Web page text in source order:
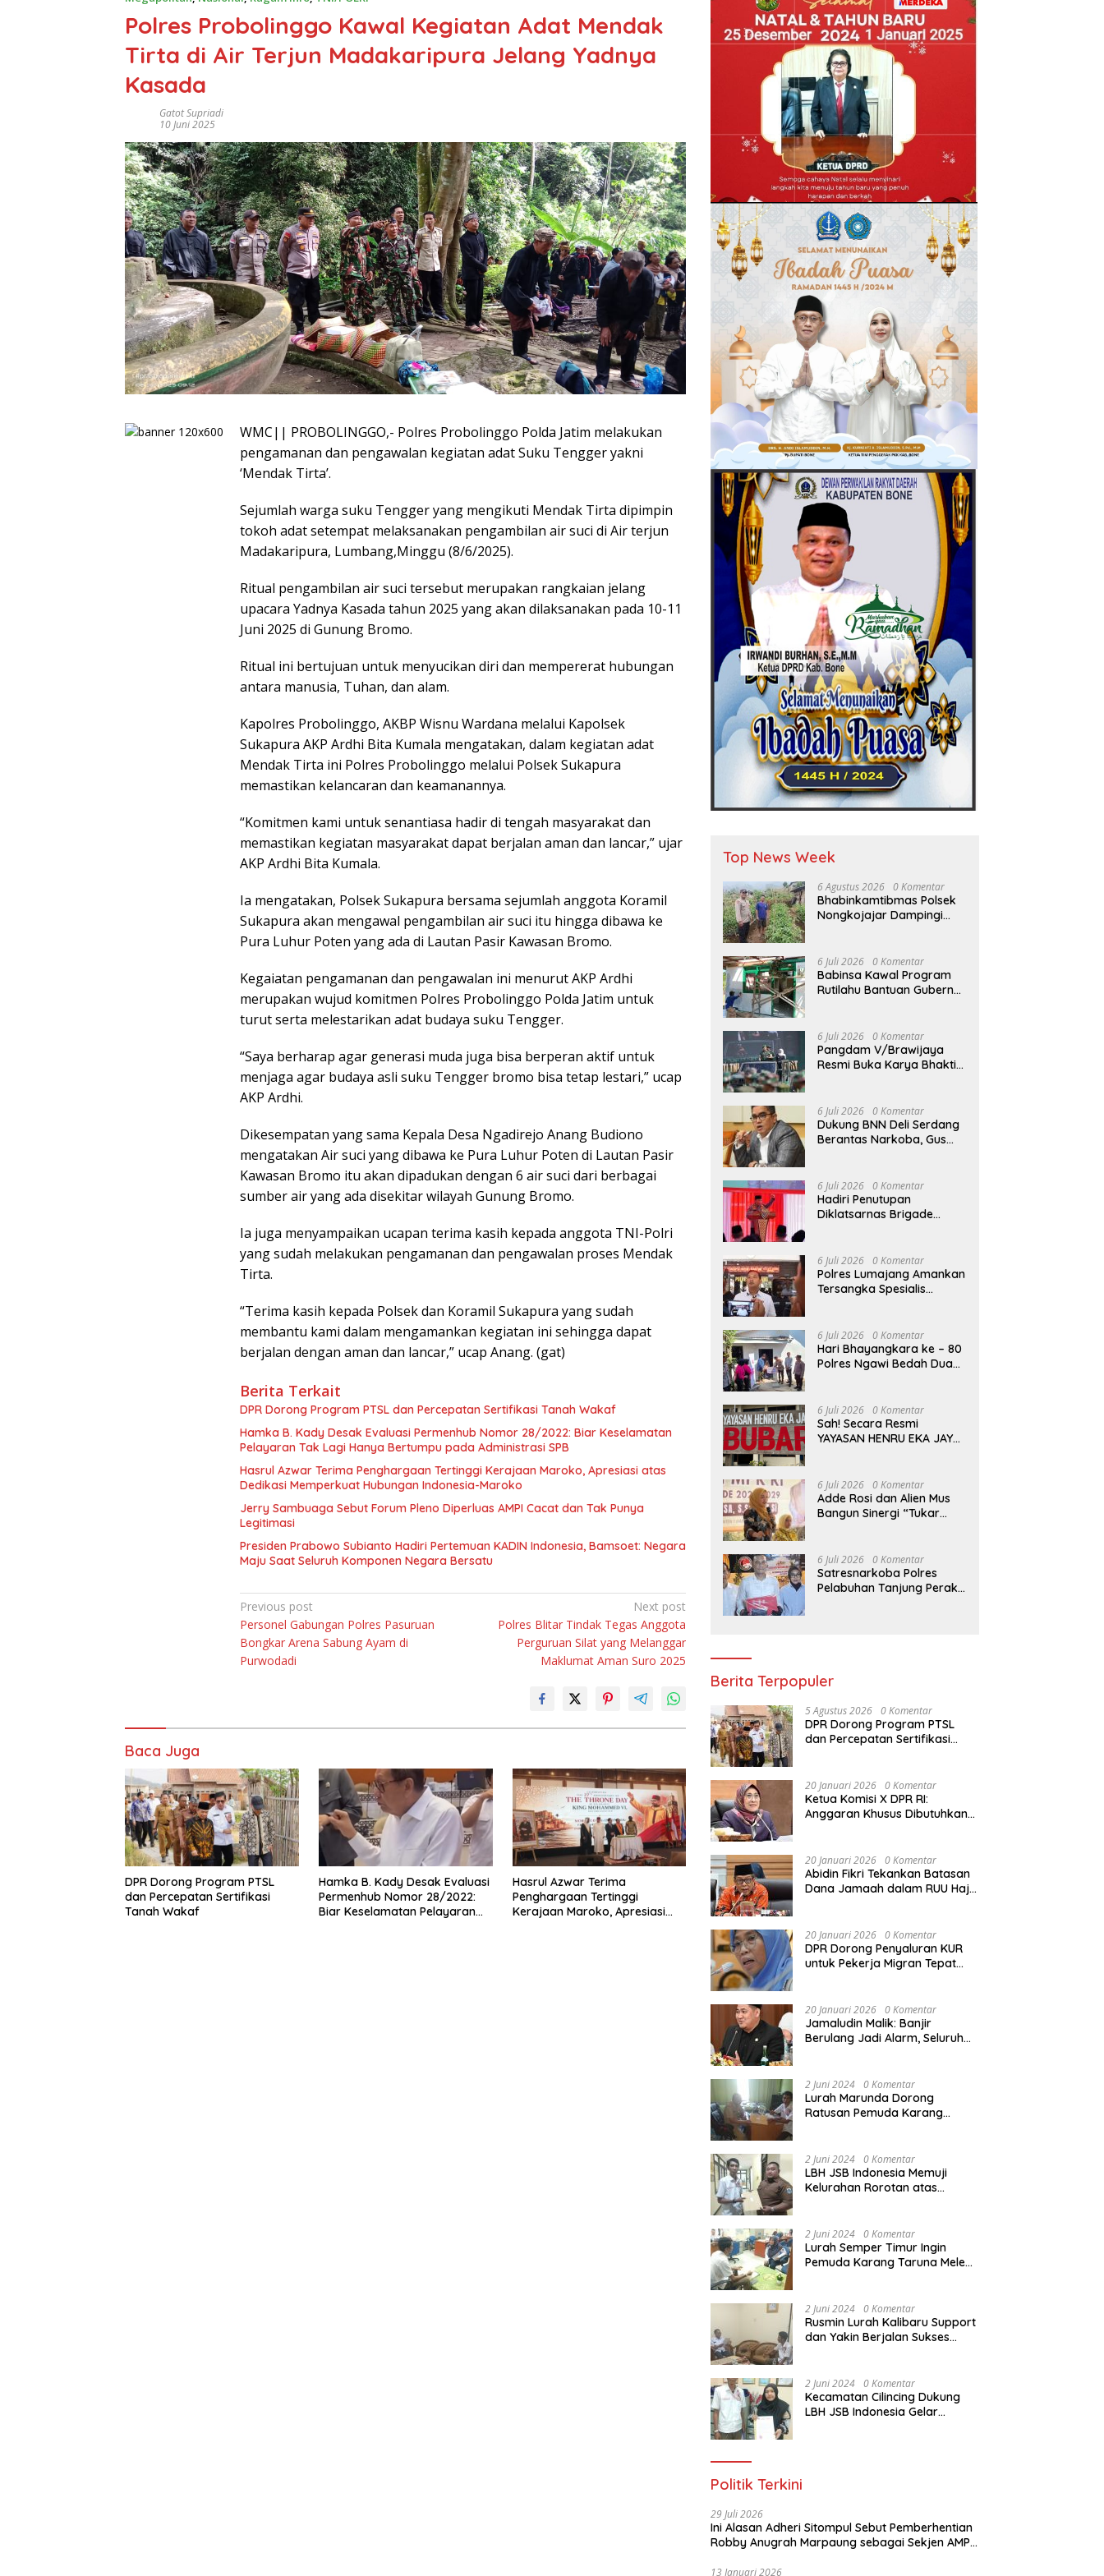
Polres Probolinggo Kawal Kegiatan Adat Mendak
Tirta di Air Terjun Madakaripura Jelang Yadnya
Kasada
Gatot Supriadi
10 Juni 2025
WMC|| PROBOLINGGO,- Polres Probolinggo Polda Jatim melakukan
pengamanan dan pengawalan kegiatan adat Suku Tengger yakni
‘Mendak Tirta’.
Sejumlah warga suku Tengger yang mengikuti Mendak Tirta dipimpin
tokoh adat setempat melaksanakan pengambilan air suci di Air terjun
Madakaripura, Lumbang,Minggu (8/6/2025).
Ritual pengambilan air suci tersebut merupakan rangkaian jelang
upacara Yadnya Kasada tahun 2025 yang akan dilaksanakan pada 10-11
Juni 2025 di Gunung Bromo.
Ritual ini bertujuan untuk menyucikan diri dan mempererat hubungan
antara manusia, Tuhan, dan alam.
Kapolres Probolinggo, AKBP Wisnu Wardana melalui Kapolsek
Sukapura AKP Ardhi Bita Kumala mengatakan, dalam kegiatan adat
Mendak Tirta ini Polres Probolinggo melalui Polsek Sukapura
memastikan kelancaran dan keamanannya.
“Komitmen kami untuk senantiasa hadir di tengah masyarakat dan
memastikan kegiatan masyarakat dapat berjalan aman dan lancar,” ujar
AKP Ardhi Bita Kumala.
Ia mengatakan, Polsek Sukapura bersama sejumlah anggota Koramil
Sukapura akan mengawal pengambilan air suci itu hingga dibawa ke
Pura Luhur Poten yang ada di Lautan Pasir Kawasan Bromo.
Kegaiatan pengamanan dan pengawalan ini menurut AKP Ardhi
merupakan wujud komitmen Polres Probolinggo Polda Jatim untuk
turut serta melestarikan adat budaya suku Tengger.
“Saya berharap agar generasi muda juga bisa berperan aktif untuk
menjaga agar budaya asli suku Tengger bromo bisa tetap lestari,” ucap
AKP Ardhi.
Dikesempatan yang sama Kepala Desa Ngadirejo Anang Budiono
mengatakan Air suci yang dibawa ke Pura Luhur Poten di Lautan Pasir
Kawasan Bromo itu akan dipadukan dengan 6 air suci dari berbagai
sumber air yang ada disekitar wilayah Gunung Bromo.
Ia juga menyampaikan ucapan terima kasih kepada anggota TNI-Polri
yang sudah melakukan pengamanan dan pengawalan proses Mendak
Tirta.
“Terima kasih kepada Polsek dan Koramil Sukapura yang sudah
membantu kami dalam mengamankan kegiatan ini sehingga dapat
berjalan dengan aman dan lancar,” ucap Anang. (gat)
Berita Terkait
DPR Dorong Program PTSL dan Percepatan Sertifikasi Tanah Wakaf
Hamka B. Kady Desak Evaluasi Permenhub Nomor 28/2022: Biar Keselamatan
Pelayaran Tak Lagi Hanya Bertumpu pada Administrasi SPB
Hasrul Azwar Terima Penghargaan Tertinggi Kerajaan Maroko, Apresiasi atas
Dedikasi Memperkuat Hubungan Indonesia-Maroko
Jerry Sambuaga Sebut Forum Pleno Diperluas AMPI Cacat dan Tak Punya
Legitimasi
Presiden Prabowo Subianto Hadiri Pertemuan KADIN Indonesia, Bamsoet: Negara
Maju Saat Seluruh Komponen Negara Bersatu
Navigasi
pos
Previous post
Personel Gabungan Polres Pasuruan
Bongkar Arena Sabung Ayam di
Purwodadi
Next post
Polres Blitar Tindak Tegas Anggota
Perguruan Silat yang Melanggar
Maklumat Aman Suro 2025
Baca Juga
DPR Dorong Program PTSL
dan Percepatan Sertifikasi
Tanah Wakaf
Hamka B. Kady Desak Evaluasi
Permenhub Nomor 28/2022:
Biar Keselamatan Pelayaran
Hasrul Azwar Terima
Penghargaan Tertinggi
Kerajaan Maroko, Apresiasi
Top News Week
6 Agustus 2026 0 Komentar
Bhabinkamtibmas Polsek
Nongkojajar Dampingi
Ketahanan Pangan
Nasional
6 Juli 2026 0 Komentar
Babinsa Kawal Program
Rutilahu Bantuan Gubernur
6 Juli 2026 0 Komentar
Pangdam V/Brawijaya
Resmi Buka Karya Bhakti
Madura Bersama
Pemerintah
6 Juli 2026 0 Komentar
Dukung BNN Deli Serdang
Berantas Narkoba, Gus
6 Juli 2026 0 Komentar
Hadiri Penutupan
Diklatsarnas Brigade
6 Juli 2026 0 Komentar
Polres Lumajang Amankan
Tersangka Spesialis
6 Juli 2026 0 Komentar
Hari Bhayangkara ke – 80
Polres Ngawi Bedah Dua
Harapan Warga
6 Juli 2026 0 Komentar
Sah! Secara Resmi
YAYASAN HENRU EKA JAYA
6 Juli 2026 0 Komentar
Adde Rosi dan Alien Mus
Bangun Sinergi “Tukar
Perkuat Pendidikan dan
Pertanian
6 Juli 2026 0 Komentar
Satresnarkoba Polres
Pelabuhan Tanjung Perak
Berita Terpopuler
5 Agustus 2026 0 Komentar
DPR Dorong Program PTSL
dan Percepatan Sertifikasi
20 Januari 2026 0 Komentar
Ketua Komisi X DPR RI:
Anggaran Khusus Dibutuhkan
Akibat Bencana
20 Januari 2026 0 Komentar
Abidin Fikri Tekankan Batasan
Dana Jamaah dalam RUU Haji
20 Januari 2026 0 Komentar
DPR Dorong Penyaluran KUR
untuk Pekerja Migran Tepat
PMI
20 Januari 2026 0 Komentar
Jamaludin Malik: Banjir
Berulang Jadi Alarm, Seluruh
2 Juni 2024 0 Komentar
Lurah Marunda Dorong
Ratusan Pemuda Karang
Paralegal Gratis Yang
Diadakan LBH JSB Indonesia
2 Juni 2024 0 Komentar
LBH JSB Indonesia Memuji
Kelurahan Rorotan atas
150 orang Pemuda Karang
Taruna di Jakarta Utara
2 Juni 2024 0 Komentar
Lurah Semper Timur Ingin
Pemuda Karang Taruna Melek
Diadakan LBH JSB Indonesia
2 Juni 2024 0 Komentar
Rusmin Lurah Kalibaru Support
dan Yakin Berjalan Sukses
Taruna di Jakarta Utara
2 Juni 2024 0 Komentar
Kecamatan Cilincing Dukung
LBH JSB Indonesia Gelar
Politik Terkini
29 Juli 2026
Ini Alasan Adheri Sitompul Sebut Pemberhentian
Robby Anugrah Marpaung sebagai Sekjen AMPI
13 Januari 2026